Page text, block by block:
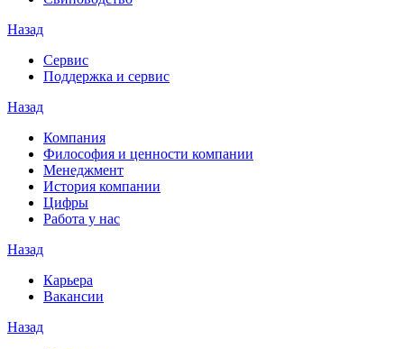
Назад
Сервис
Поддержка и сервис
Назад
Компания
Философия и ценности компании
Менеджмент
История компании
Цифры
Работа у нас
Назад
Карьера
Вакансии
Назад